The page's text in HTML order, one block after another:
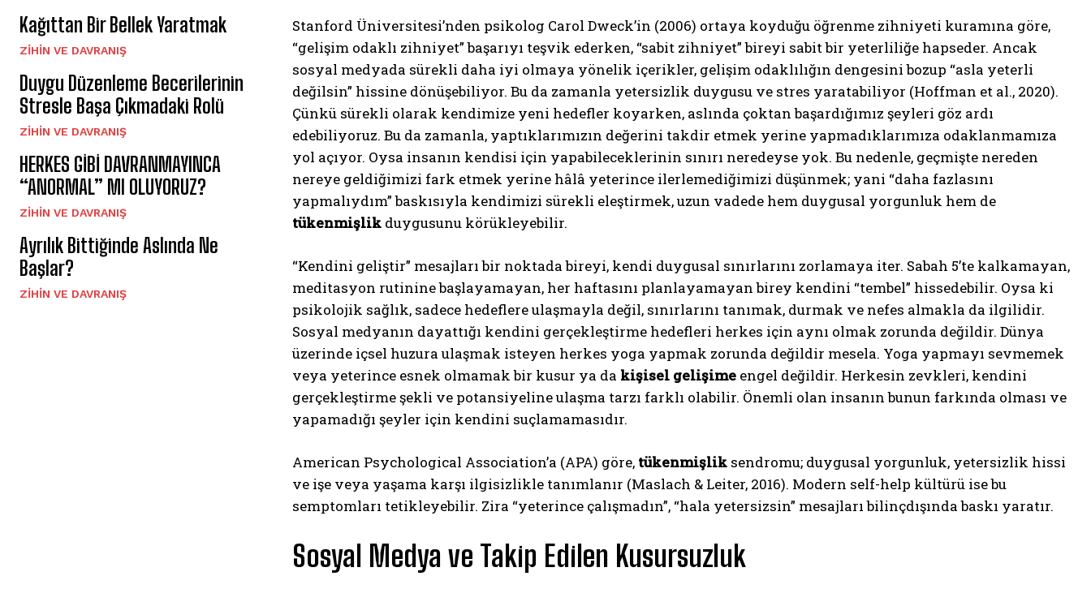
ABONE OL
Gizlilik politikasınıokudum, onaylıyorum.
Kağıttan Bir Bellek Yaratmak
⁠ZIHIN VE DAVRANIŞ
Duygu Düzenleme Becerilerinin
Stresle Başa Çıkmadaki Rolü
⁠ZIHIN VE DAVRANIŞ
HERKES GİBİ DAVRANMAYINCA
“ANORMAL” MI OLUYORUZ?
⁠ZIHIN VE DAVRANIŞ
Ayrılık Bittiğinde Aslında Ne
Başlar?
⁠ZIHIN VE DAVRANIŞ
Stanford Üniversitesi’nden psikolog Carol Dweck’in (2006) ortaya koyduğu öğrenme zihniyeti kuramına göre,
“gelişim odaklı zihniyet” başarıyı teşvik ederken, “sabit zihniyet” bireyi sabit bir yeterliliğe hapseder. Ancak
sosyal medyada sürekli daha iyi olmaya yönelik içerikler, gelişim odaklılığın dengesini bozup “asla yeterli
değilsin” hissine dönüşebiliyor. Bu da zamanla yetersizlik duygusu ve stres yaratabiliyor (Hoffman et al., 2020).
Çünkü sürekli olarak kendimize yeni hedefler koyarken, aslında çoktan başardığımız şeyleri göz ardı
edebiliyoruz. Bu da zamanla, yaptıklarımızın değerini takdir etmek yerine yapmadıklarımıza odaklanmamıza
yol açıyor. Oysa insanın kendisi için yapabileceklerinin sınırı neredeyse yok. Bu nedenle, geçmişte nereden
nereye geldiğimizi fark etmek yerine hâlâ yeterince ilerlemediğimizi düşünmek; yani “daha fazlasını
yapmalıydım” baskısıyla kendimizi sürekli eleştirmek, uzun vadede hem duygusal yorgunluk hem de
tükenmişlik duygusunu körükleyebilir.
“Kendini geliştir” mesajları bir noktada bireyi, kendi duygusal sınırlarını zorlamaya iter. Sabah 5’te kalkamayan,
meditasyon rutinine başlayamayan, her haftasını planlayamayan birey kendini “tembel” hissedebilir. Oysa ki
psikolojik sağlık, sadece hedeflere ulaşmayla değil, sınırlarını tanımak, durmak ve nefes almakla da ilgilidir.
Sosyal medyanın dayattığı kendini gerçekleştirme hedefleri herkes için aynı olmak zorunda değildir. Dünya
üzerinde içsel huzura ulaşmak isteyen herkes yoga yapmak zorunda değildir mesela. Yoga yapmayı sevmemek
veya yeterince esnek olmamak bir kusur ya da kişisel gelişime engel değildir. Herkesin zevkleri, kendini
gerçekleştirme şekli ve potansiyeline ulaşma tarzı farklı olabilir. Önemli olan insanın bunun farkında olması ve
yapamadığı şeyler için kendini suçlamamasıdır.
American Psychological Association’a (APA) göre, tükenmişlik sendromu; duygusal yorgunluk, yetersizlik hissi
ve işe veya yaşama karşı ilgisizlikle tanımlanır (Maslach & Leiter, 2016). Modern self-help kültürü ise bu
semptomları tetikleyebilir. Zira “yeterince çalışmadın”, “hala yetersizsin” mesajları bilinçdışında baskı yaratır.
Sosyal Medya ve Takip Edilen Kusursuzluk